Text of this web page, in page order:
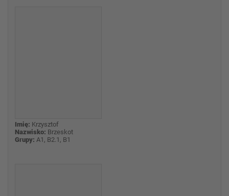
Imię: Krzysztof
Nazwisko: Brzeskot
Grupy: A1, B2.1, B1